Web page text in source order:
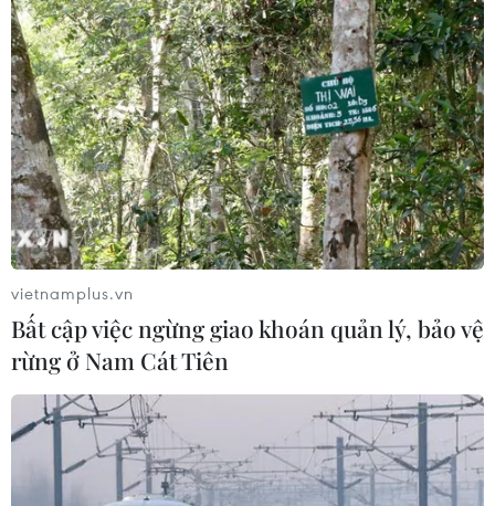
vietnamplus.vn
Bất cập việc ngừng giao khoán quản lý, bảo vệ
rừng ở Nam Cát Tiên